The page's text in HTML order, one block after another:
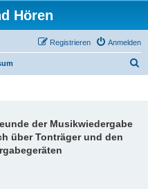
Hören
Anmelden
Registrieren
der Musikwiedergabe
über Tonträger und den